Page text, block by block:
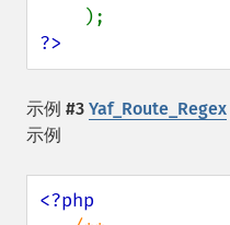
?>
示例 #3 Yaf_Route_Regex
示例
<?php